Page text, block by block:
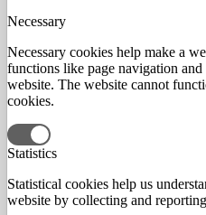
Necessary
Necessary cookies help make a
functions like page navigation and
website. The website cannot
cookies.
Statistics
Statistical cookies help us
website by collecting and